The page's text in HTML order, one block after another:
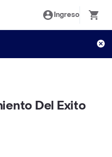
Ingreso
Del Exito